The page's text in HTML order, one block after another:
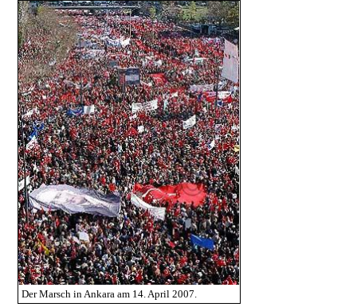
Der Marsch in Ankara am 14. April 2007.